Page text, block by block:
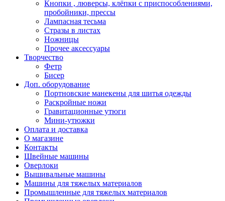
Кнопки , люверсы, клёпки с приспособлениями,
пробойники, прессы
Лампасная тесьма
Стразы в листах
Ножницы
Прочее аксессуары
Творчество
Фетр
Бисер
Доп. оборудование
Портновские манекены для шитья одежды
Раскройные ножи
Гравитационные утюги
Мини-утюжки
Оплата и доставка
О магазине
Контакты
Швейные машины
Оверлоки
Вышивальные машины
Машины для тяжелых материалов
Промышленные для тяжелых материалов